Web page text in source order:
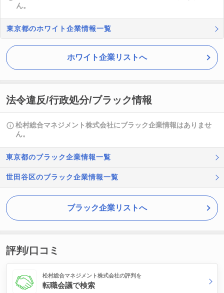
ん。
東京都のホワイト企業情報一覧
ホワイト企業リストへ
法令違反/行政処分/ブラック情報
松村総合マネジメント株式会社にブラック企業情報はありませ
ん。
東京都のブラック企業情報一覧
世田谷区のブラック企業情報一覧
ブラック企業リストへ
評判/口コミ
松村総合マネジメント株式会社の評判を
転職会議で検索